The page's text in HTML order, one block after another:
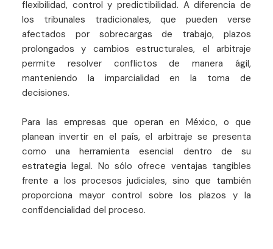
flexibilidad, control y predictibilidad. A diferencia de
los tribunales tradicionales, que pueden verse
afectados por sobrecargas de trabajo, plazos
prolongados y cambios estructurales, el arbitraje
permite resolver conflictos de manera ágil,
manteniendo la imparcialidad en la toma de
decisiones.
Para las empresas que operan en México, o que
planean invertir en el país, el arbitraje se presenta
como una herramienta esencial dentro de su
estrategia legal. No sólo ofrece ventajas tangibles
frente a los procesos judiciales, sino que también
proporciona mayor control sobre los plazos y la
confidencialidad del proceso.